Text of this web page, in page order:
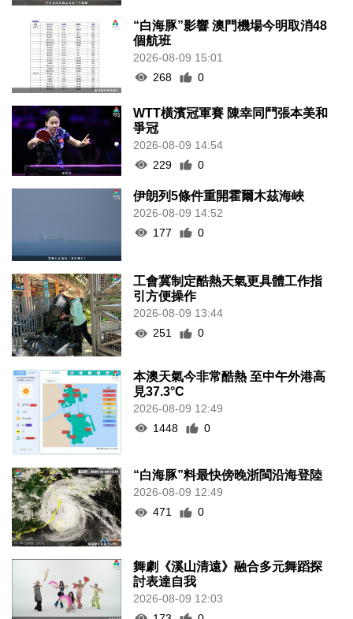
“白海豚”影響 澳門機場今明取消48
個航班
2026-08-09 15:01
268
0
WTT橫濱冠軍賽 陳幸同鬥張本美和
爭冠
2026-08-09 14:54
229
0
伊朗列5條件重開霍爾木茲海峽
2026-08-09 14:52
177
0
工會冀制定酷熱天氣更具體工作指
引方便操作
2026-08-09 13:44
251
0
本澳天氣今非常酷熱 至中午外港高
見37.3°C
2026-08-09 12:49
1448
0
“白海豚”料最快傍晚浙閩沿海登陸
2026-08-09 12:49
471
0
舞劇《溪山清遠》融合多元舞蹈探
討表達自我
2026-08-09 12:03